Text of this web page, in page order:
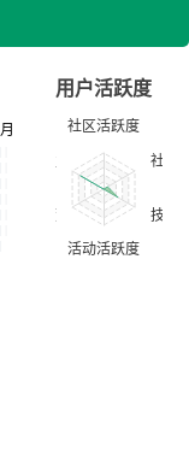
用户活跃度